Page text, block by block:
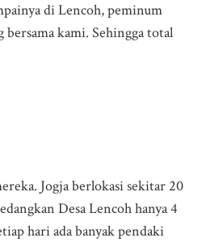
di Lencoh, peminum
kami. Sehingga total
Jogja berlokasi sekitar 20
Desa Lencoh hanya 4
hari ada banyak pendaki